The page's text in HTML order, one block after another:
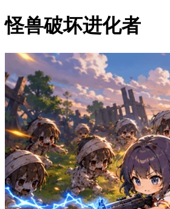
怪兽破坏进化者